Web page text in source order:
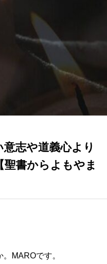
志や道義心より
聖書からよもやま
MAROです。